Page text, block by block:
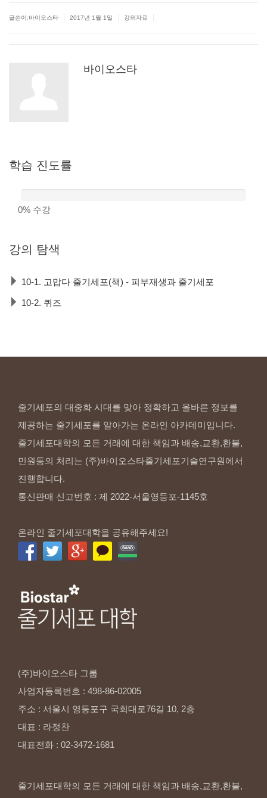
글쓴이:바이오스타 2017년 1월 1일 강의자료
바이오스타
학습 진도률
0% 수강
강의 탐색
10-1. 고맙다 줄기세포(책) - 피부재생과 줄기세포
10-2. 퀴즈
줄기세포의 대중화 시대를 맞아 정확하고 올바른 정보를
제공하는 줄기세포를 알아가는 온라인 아카데미입니다.
줄기세포대학의 모든 거래에 대한 책임과 배송,교환,환불,
민원등의 처리는 (주)바이오스타줄기세포기술연구원에서
진행합니다.
통신판매 신고번호 : 제 2022-서울영등포-1145호
온라인 줄기세포대학을 공유해주세요!
(주)바이오스타 그룹
사업자등록번호 : 498-86-02005
주소 : 서울시 영등포구 국회대로76길 10, 2층
대표 : 라정찬
대표전화 : 02-3472-1681
줄기세포대학의 모든 거래에 대한 책임과 배송,교환,환불,